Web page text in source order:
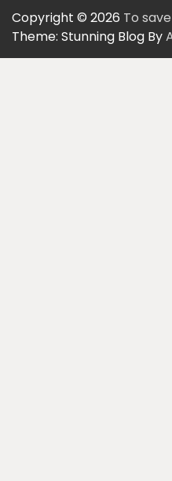
Copyright © 2026 To
Theme: Stunning Blog By